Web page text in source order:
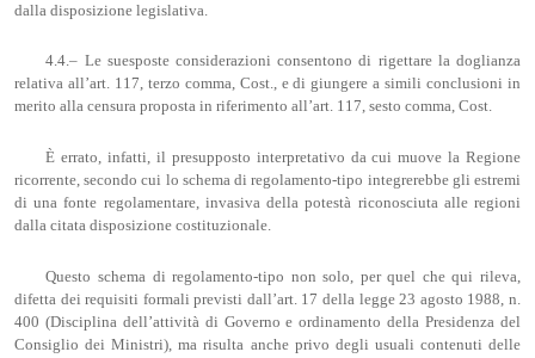
dalla disposizione legislativa.
4.4.– Le suesposte considerazioni consentono di rigettare la doglianza
relativa all’art. 117, terzo comma, Cost., e di giungere a simili conclusioni in
merito alla censura proposta in riferimento all’art. 117, sesto comma, Cost.
È errato, infatti, il presupposto interpretativo da cui muove la Regione
ricorrente, secondo cui lo schema di regolamento-tipo integrerebbe gli estremi
di una fonte regolamentare, invasiva della potestà riconosciuta alle regioni
dalla citata disposizione costituzionale.
Questo schema di regolamento-tipo non solo, per quel che qui rileva,
difetta dei requisiti formali previsti dall’art. 17 della legge 23 agosto 1988, n.
400 (Disciplina dell’attività di Governo e ordinamento della Presidenza del
Consiglio dei Ministri), ma risulta anche privo degli usuali contenuti delle